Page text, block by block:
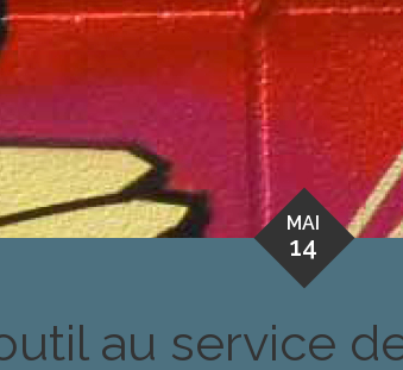
MAI
14
au service